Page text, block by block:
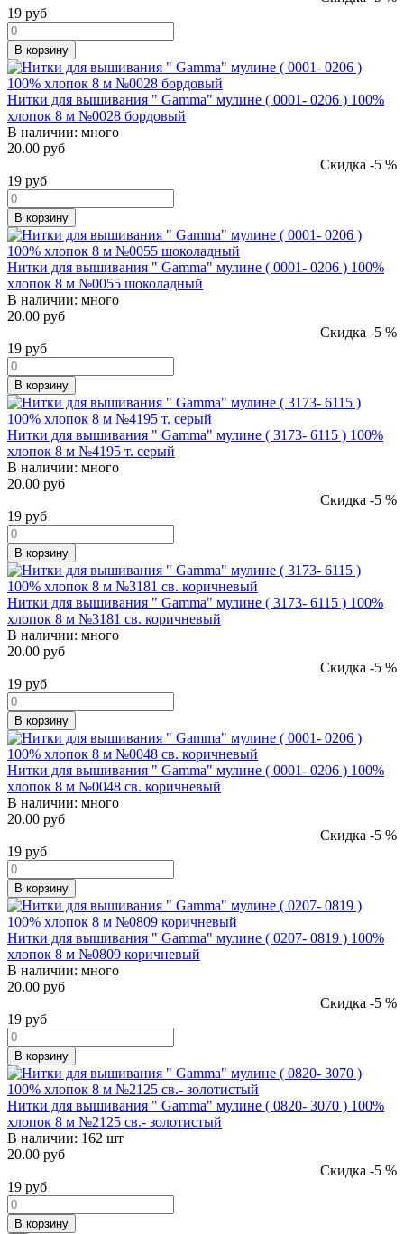
19 руб
В корзину
Нитки для вышивания " Gamma" мулине ( 0001- 0206 ) 100%
хлопок 8 м №0028 бордовый
В наличии: много
20.00 руб
Скидка -5 %
19 руб
В корзину
Нитки для вышивания " Gamma" мулине ( 0001- 0206 ) 100%
хлопок 8 м №0055 шоколадный
В наличии: много
20.00 руб
Скидка -5 %
19 руб
В корзину
Нитки для вышивания " Gamma" мулине ( 3173- 6115 ) 100%
хлопок 8 м №4195 т. серый
В наличии: много
20.00 руб
Скидка -5 %
19 руб
В корзину
Нитки для вышивания " Gamma" мулине ( 3173- 6115 ) 100%
хлопок 8 м №3181 св. коричневый
В наличии: много
20.00 руб
Скидка -5 %
19 руб
В корзину
Нитки для вышивания " Gamma" мулине ( 0001- 0206 ) 100%
хлопок 8 м №0048 св. коричневый
В наличии: много
20.00 руб
Скидка -5 %
19 руб
В корзину
Нитки для вышивания " Gamma" мулине ( 0207- 0819 ) 100%
хлопок 8 м №0809 коричневый
В наличии: много
20.00 руб
Скидка -5 %
19 руб
В корзину
Нитки для вышивания " Gamma" мулине ( 0820- 3070 ) 100%
хлопок 8 м №2125 св.- золотистый
В наличии: 162 шт
20.00 руб
Скидка -5 %
19 руб
В корзину